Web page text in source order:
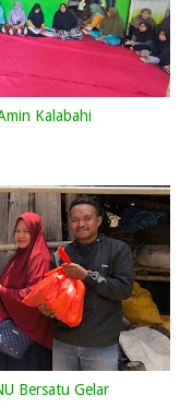
Kalabahi
Bersatu Gelar